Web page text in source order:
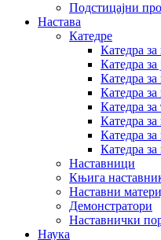
Подстицајни
Настава
Катедре
Катедра за
Катедра за
Катедра
Катедра
Катедра
Катедра
Катедра за
Катедра
Наставници
Књига
Наставни
Демонстратори
Наставнички
Наука